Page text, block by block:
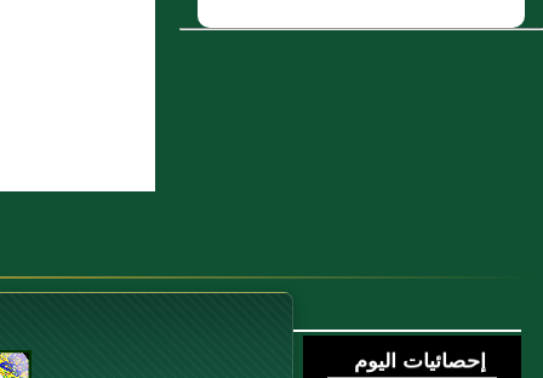
8 : عَبد الله بن الزبير الأَسدي والد أبي